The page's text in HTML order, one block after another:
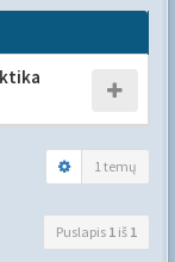
1 temų
Puslapis 1 iš 1